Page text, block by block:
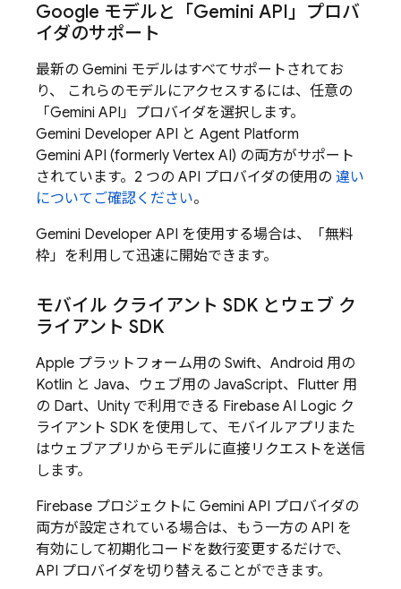
Google モデルと「Gemini API」プロバ
イダのサポート
最新の Gemini モデルはすべてサポートされてお
り、 これらのモデルにアクセスするには、任意の
「 Gemini API」プロバイダを選択します。
Gemini Developer API と Agent Platform
Gemini API (formerly Vertex AI) の両方がサポート
されています。2 つの API プロバイダの使用の 違い
についてご確認ください。
Gemini Developer API を使用する場合は、「無料
枠」を利用して迅速に開始できます。
モバイル クライアント SDK とウェブ ク
ライアント SDK
Apple プラットフォーム用の Swift、Android 用の
Kotlin と Java、ウェブ用の JavaScript、Flutter 用
の Dart、Unity で利用できる Firebase AI Logic ク
ライアント SDK を使用して、モバイルアプリまた
はウェブアプリからモデルに直接リクエストを送信
します。
Firebase プロジェクトに Gemini API プロバイダの
両方が設定されている場合は、もう一方の API を
有効にして初期化コードを数行変更するだけで、
API プロバイダを切り替えることができます。